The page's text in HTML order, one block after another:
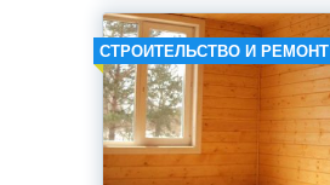
СТРОИТЕЛЬСТВО И РЕМОНТ